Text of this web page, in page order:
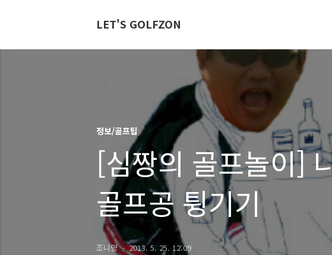
LET'S GOLFZON
정보/골프팁
[심짱의 골프놀이]
골프공 튕기기
조니양 2013. 5. 25. 12:09